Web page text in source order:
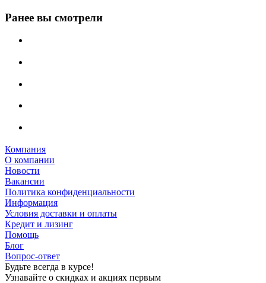
Ранее вы смотрели
Компания
О компании
Новости
Вакансии
Политика конфиденциальности
Информация
Условия доставки и оплаты
Кредит и лизинг
Помощь
Блог
Вопрос-ответ
Будьте всегда в курсе!
Узнавайте о скидках и акциях первым